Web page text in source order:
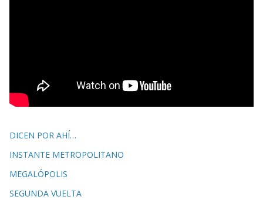
DICEN POR AHÍ…
INSTANTE METROPOLITANO
MEGALÓPOLIS
SEGUNDA VUELTA